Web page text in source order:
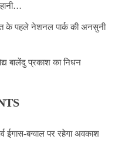
के पहले नेशनल पार्क की अनसुनी
बालेंदु प्रकाश का निधन
ईगास-बग्वाल पर रहेगा अवकाश